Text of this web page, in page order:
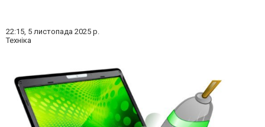
22:15, 5 листопада 2025 р.
Техніка